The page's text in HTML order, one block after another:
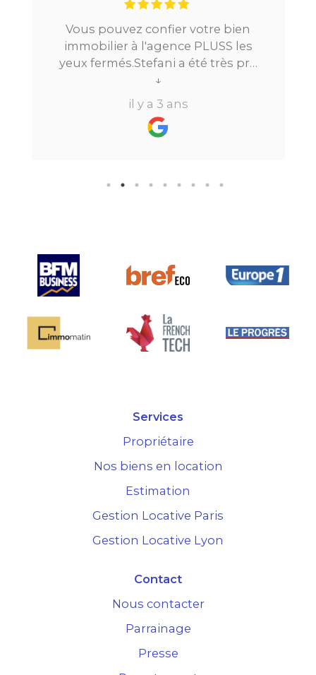
Vous pouvez confier votre bien
immobilier à l'agence PLUSS les
yeux fermés.Stefani a été très pro
tout au long du processus.Très
réactive, elle a su répondre à
toutes mes questions en moins de
24h par email ou par
supplémentaire est très bien
↓
il y a 3 ans
Services
Propriétaire
Nos biens en location
Estimation
Gestion Locative Paris
Gestion Locative Lyon
Contact
Nous contacter
Parrainage
Presse